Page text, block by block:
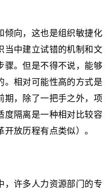
倾向，这也是组织敏捷化
当中建立试错的机制和文
骤。但是不得不说，能够
。相对可能性高的方式是
期，除了一把手之外，项
度隔离是一种相对比较容
放历程有点类似）。
，许多人力资源部门的专